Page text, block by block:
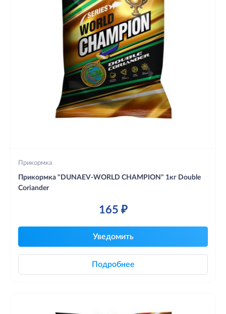
Прикормка
Прикормка "DUNAEV-WORLD CHAMPION" 1кг Double
Coriander
165 ₽
Уведомить
Подробнее